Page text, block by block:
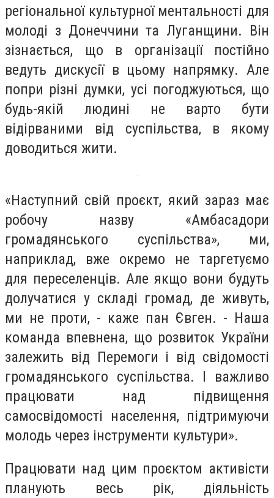
регіональної культурної ментальності для
молоді з Донеччини та Луганщини. Він
зізнається, що в організації постійно
ведуть дискусії в цьому напрямку. Але
попри різні думки, усі погоджуються, що
будь-якій людині не варто бути
відірваними від суспільства, в якому
доводиться жити.
«Наступний свій проєкт, який зараз має
робочу назву «Амбасадори
громадянського суспільства», ми,
наприклад, вже окремо не таргетуємо
для переселенців. Але якщо вони будуть
долучатися у складі громад, де живуть,
ми не проти, - каже пан Євген. - Наша
команда впевнена, що розвиток України
залежить від Перемоги і від свідомості
громадянського суспільства. І важливо
працювати над підвищення
самосвідомості населення, підтримуючи
молодь через інструменти культури».
Працювати над цим проєктом активісти
планують весь рік, діяльність